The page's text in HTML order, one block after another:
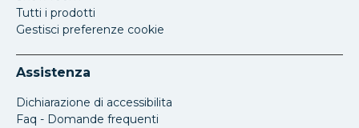
Tutti i prodotti
Gestisci preferenze cookie
Assistenza
Dichiarazione di accessibilita
Faq - Domande frequenti